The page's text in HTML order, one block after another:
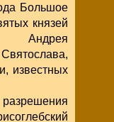
Большое
князей
Андрея
известных